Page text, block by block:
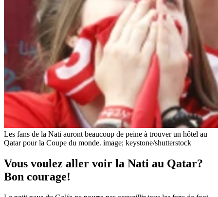
Les fans de la Nati auront beaucoup de peine à trouver un hôtel au
Qatar pour la Coupe du monde. image; keystone/shutterstock
Vous voulez aller voir la Nati au Qatar?
Bon courage!